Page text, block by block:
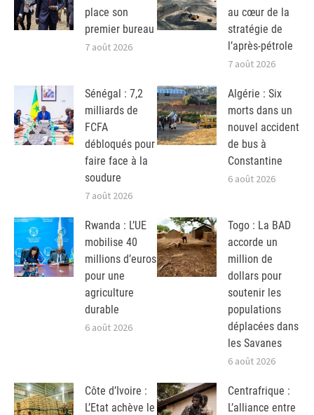
place son
premier bureau
7 août 2026
au cœur de la
stratégie de
l’après-pétrole
7 août 2026
Sénégal : 7,2
milliards de
FCFA
débloqués pour
faire face à la
soudure
7 août 2026
Algérie : Six
morts dans un
nouvel accident
de bus à
Constantine
6 août 2026
Rwanda : L’UE
mobilise 40
millions d’euros
pour une
agriculture
durable
6 août 2026
Togo : La BAD
accorde un
million de
dollars pour
soutenir les
populations
déplacées dans
les Savanes
6 août 2026
Côte d’Ivoire :
L’Etat achève le
Centrafrique :
L’alliance entre